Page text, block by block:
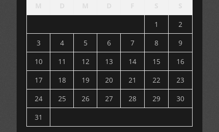
1
2
3
4 5 6 7 8
9
10
11 12 13 14 15
16
17
18 19 20 21 22
23
24
25 26 27 28 29
30
31